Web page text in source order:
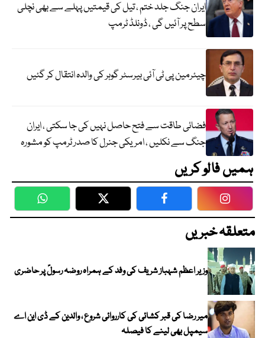
ایران جنگ جلد ختم ، تیل کی قیمتیں پہلے سے بھی نچلی
سطح پر آئیں گی ، ڈونلڈ ٹرمپ
چیئرمین پی ٹی آئی بیرسٹر گوہر کی والدہ انتقال کر گئیں
فضائی طاقت سے فتح حاصل نہیں کی جا سکتی ، ایران
جنگ سے نکلیں ، امریکی جنرل کا صدر ٹرمپ کو مشورہ
ہمیں فالو کریں
WhatsApp Twitter Facebook
متعلقہ خبریں
وزیر اعظم شہباز شریف کی وفد کے ہمراہ روضہ رسولؐ پر حاضری
میر رضا کی قبر کشائی کی کارروائی شروع ، والدین کے ڈی این اے
سیمپل بھی لینے کا فیصلہ